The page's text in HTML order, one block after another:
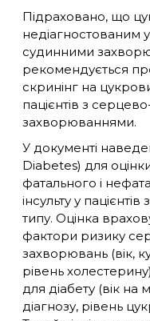
Підраховано, що
недіагностованим
судинними
рекомендується
скринінг на
пацієнтів з
захворюваннями.
У документі
Diabetes) для
фатального і
інсульту у
типу. Оцінка
фактори ризику
захворювань (вік,
рівень
для діабету (вік
діагнозу, рівень